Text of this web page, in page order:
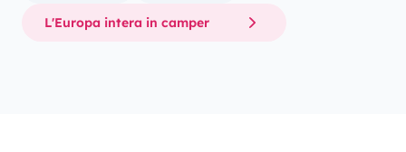
L'Europa intera in camper